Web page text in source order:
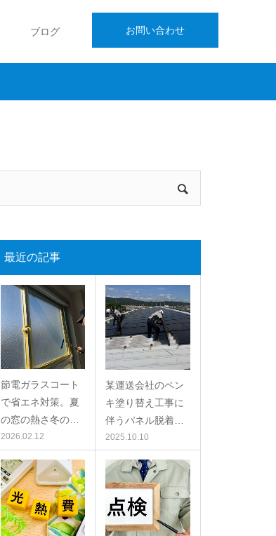
お問い合わせ
ブログ
最近の記事
節電ガラスコート
で省エネ対策。夏
の窓の熱さ冬の…
2026.02.12
某運送会社のペン
キ塗り替え工事に
伴うパネル脱着…
2025.10.10